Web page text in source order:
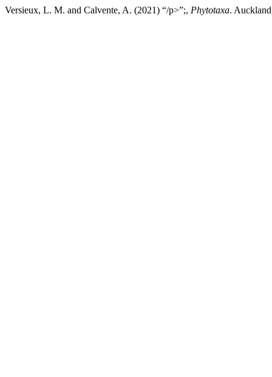
Versieux, L. M. and Calvente, A. (2021) “/p>”;, Phytotaxa.